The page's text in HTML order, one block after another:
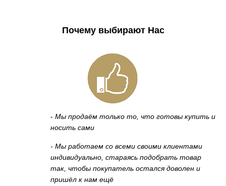
Почему выбирают Нас
- Мы продаём только то, что готовы купить и
носить сами
- Мы работаем со всеми своими клиентами
индивидуально, стараясь подобрать товар
так, чтобы покупатель остался доволен и
пришёл к нам ещё